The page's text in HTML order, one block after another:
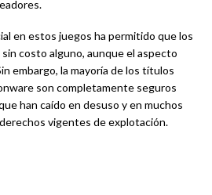
en estos juegos ha permitido que los
costo alguno, aunque el aspecto
embargo, la mayoría de los títulos
son completamente seguros
han caído en desuso y en muchos
vigentes de explotación.